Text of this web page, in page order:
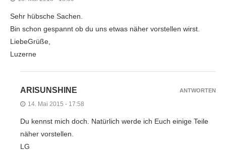
Sehr hübsche Sachen.
Bin schon gespannt ob du uns etwas näher vorstellen wirst.
LiebeGrüße,
Luzerne
ARISUNSHINE
14. Mai 2015 - 17:58
Du kennst mich doch. Natürlich werde ich Euch einige Teile
näher vorstellen.
LG
ANTWORTEN